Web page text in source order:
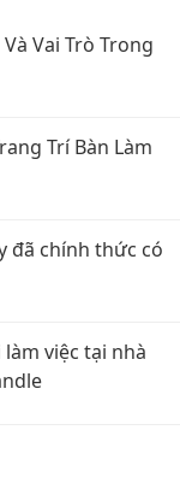
Vai Trò Trong
Trí Bàn Làm
đã chính thức có
việc tại nhà